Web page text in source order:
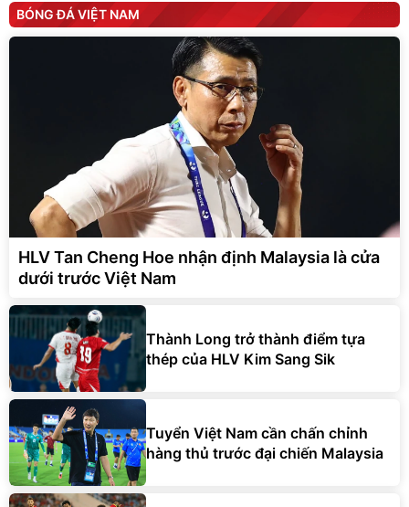
BÓNG ĐÁ VIỆT NAM
HLV Tan Cheng Hoe nhận định Malaysia là cửa
dưới trước Việt Nam
Thành Long trở thành điểm tựa
thép của HLV Kim Sang Sik
Tuyển Việt Nam cần chấn chỉnh
hàng thủ trước đại chiến Malaysia